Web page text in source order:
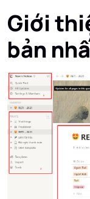
Giới
bản